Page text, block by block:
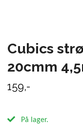
Cubics
20cmm
159,-
På lager.